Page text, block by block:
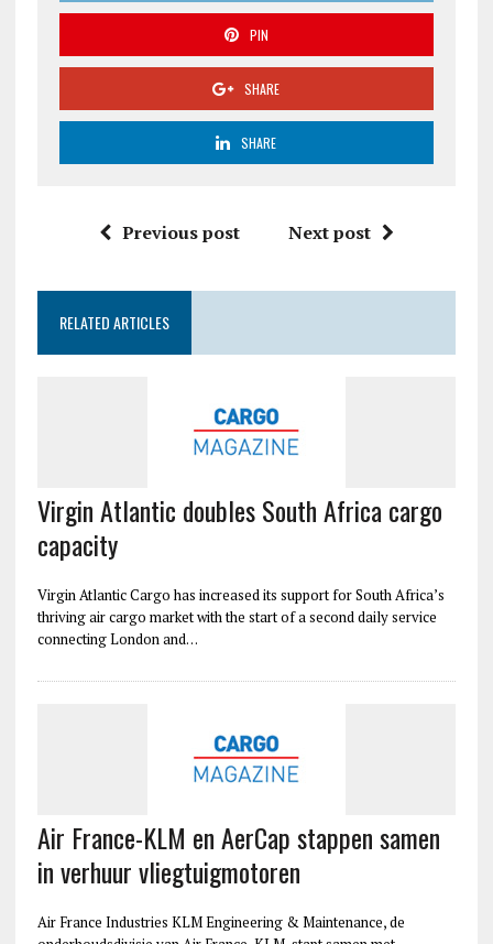
PIN
SHARE
SHARE
Previous post Next post
RELATED ARTICLES
Virgin Atlantic doubles South Africa cargo
capacity
Virgin Atlantic Cargo has increased its support for South Africa’s
thriving air cargo market with the start of a second daily service
connecting London and…
Air France-KLM en AerCap stappen samen
in verhuur vliegtuigmotoren
Air France Industries KLM Engineering & Maintenance, de